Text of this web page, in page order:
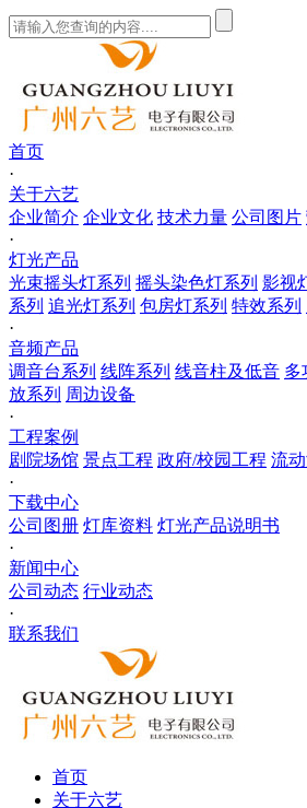
首页
·
关于六艺
企业简介 企业文化 技术力量 公司图片
·
灯光产品
光束摇头灯系列 摇头染色灯系列 影视
系列 追光灯系列 包房灯系列 特效系列
·
音频产品
调音台系列 线阵系列 线音柱及低音 多
放系列 周边设备
·
工程案例
剧院场馆 景点工程 政府/校园工程 流
·
下载中心
公司图册 灯库资料 灯光产品说明书
·
新闻中心
公司动态 行业动态
·
联系我们
首页
关于六艺